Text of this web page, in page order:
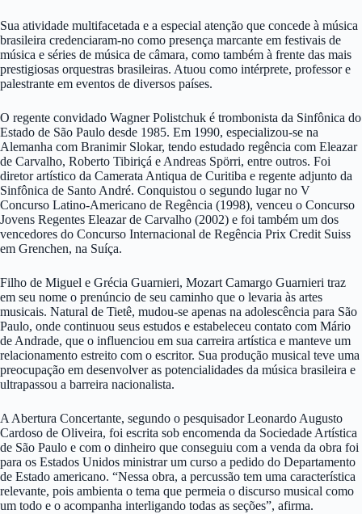
Sua atividade multifacetada e a especial atenção que concede à música
brasileira credenciaram-no como presença marcante em festivais de
música e séries de música de câmara, como também à frente das mais
prestigiosas orquestras brasileiras. Atuou como intérprete, professor e
palestrante em eventos de diversos países.
O regente convidado Wagner Polistchuk é trombonista da Sinfônica do
Estado de São Paulo desde 1985. Em 1990, especializou-se na
Alemanha com Branimir Slokar, tendo estudado regência com Eleazar
de Carvalho, Roberto Tibiriçá e Andreas Spörri, entre outros. Foi
diretor artístico da Camerata Antiqua de Curitiba e regente adjunto da
Sinfônica de Santo André. Conquistou o segundo lugar no V
Concurso Latino-Americano de Regência (1998), venceu o Concurso
Jovens Regentes Eleazar de Carvalho (2002) e foi também um dos
vencedores do Concurso Internacional de Regência Prix Credit Suiss
em Grenchen, na Suíça.
Filho de Miguel e Grécia Guarnieri, Mozart Camargo Guarnieri traz
em seu nome o prenúncio de seu caminho que o levaria às artes
musicais. Natural de Tietê, mudou-se apenas na adolescência para São
Paulo, onde continuou seus estudos e estabeleceu contato com Mário
de Andrade, que o influenciou em sua carreira artística e manteve um
relacionamento estreito com o escritor. Sua produção musical teve uma
preocupação em desenvolver as potencialidades da música brasileira e
ultrapassou a barreira nacionalista.
A Abertura Concertante, segundo o pesquisador Leonardo Augusto
Cardoso de Oliveira, foi escrita sob encomenda da Sociedade Artística
de São Paulo e com o dinheiro que conseguiu com a venda da obra foi
para os Estados Unidos ministrar um curso a pedido do Departamento
de Estado americano. “Nessa obra, a percussão tem uma característica
relevante, pois ambienta o tema que permeia o discurso musical como
um todo e o acompanha interligando todas as seções”, afirma.